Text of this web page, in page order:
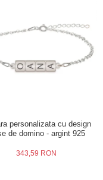
personalizata cu design
de domino - argint 925
343,59 RON